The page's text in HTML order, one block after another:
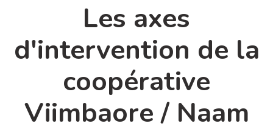
Les axes
d'intervention de la
coopérative
Viimbaore / Naam